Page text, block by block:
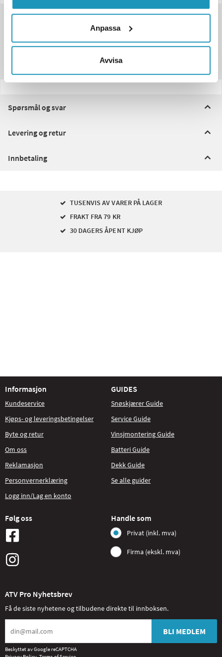
Anpassa
Avvisa
Passer til disse modellene
Spesifikasjoner
Spørsmål og svar
Levering og retur
Innbetaling
TUSENVIS AV VARER PÅ LAGER
FRAKT FRA 79 KR
30 DAGERS ÅPENT KJØP
Informasjon
Kundeservice
Kjøps- og leveringsbetingelser
Byte og retur
Om oss
Reklamasjon
Personvernerklæring
Logg inn/Lag en konto
GUIDES
Snøskjærer Guide
Service Guide
Vinsjmontering Guide
Batteri Guide
Dekk Guide
Se alle guider
Følg oss Handle som
Privat (inkl. mva)
Firma (ekskl. mva)
ATV Pro Nyhetsbrev
Få de siste nyhetene og tilbudene direkte til innboksen.
BLI MEDLEM
Beskyttet av Google reCAPTCHA